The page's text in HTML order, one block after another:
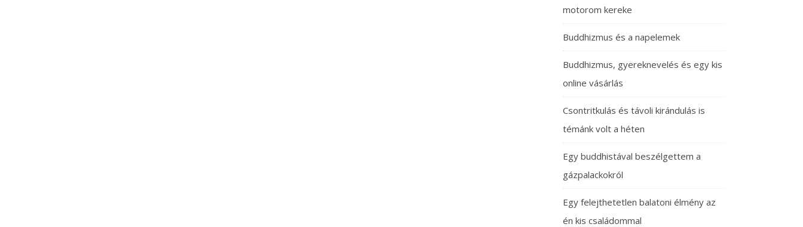
motorom kereke
Buddhizmus és a napelemek
Buddhizmus, gyereknevelés és egy kis
online vásárlás
Csontritkulás és távoli kirándulás is
témánk volt a héten
Egy buddhistával beszélgettem a
gázpalackokról
Egy felejthetetlen balatoni élmény az
én kis családommal